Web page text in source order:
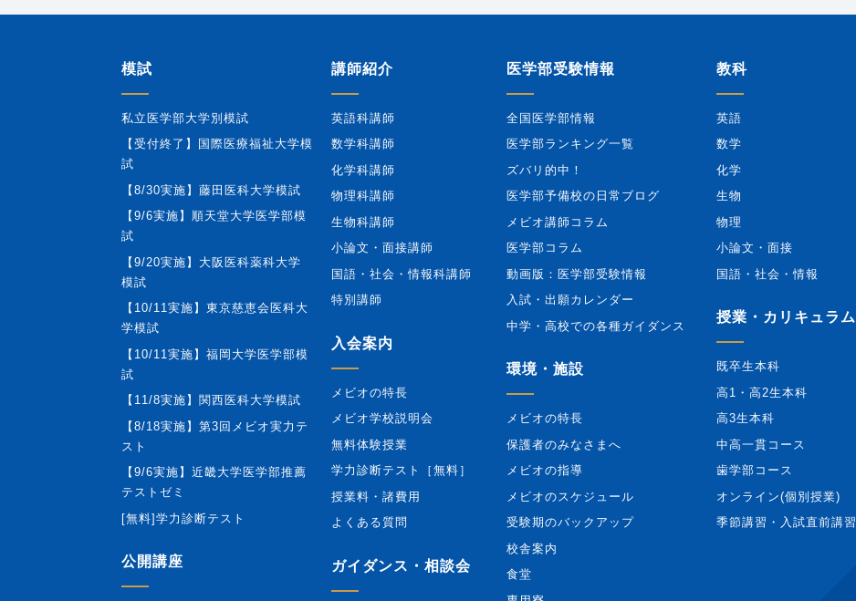
模試
私立医学部大学別模試
【受付終了】国際医療福祉大学模
試
【8/30実施】藤田医科大学模試
【9/6実施】順天堂大学医学部模
試
【9/20実施】大阪医科薬科大学
模試
【10/11実施】東京慈恵会医科大
学模試
【10/11実施】福岡大学医学部模
試
【11/8実施】関西医科大学模試
【8/18実施】第3回メビオ実力テ
スト
【9/6実施】近畿大学医学部推薦
テストゼミ
[無料]学力診断テスト
公開講座
講師紹介
英語科講師
数学科講師
化学科講師
物理科講師
生物科講師
小論文・面接講師
国語・社会・情報科講師
特別講師
入会案内
メビオの特長
メビオ学校説明会
無料体験授業
学力診断テスト［無料］
授業料・諸費用
よくある質問
ガイダンス・相談会
医学部受験情報
全国医学部情報
医学部ランキング一覧
ズバリ的中！
医学部予備校の日常ブログ
メビオ講師コラム
医学部コラム
動画版：医学部受験情報
入試・出願カレンダー
中学・高校での各種ガイダンス
環境・施設
メビオの特長
保護者のみなさまへ
メビオの指導
メビオのスケジュール
受験期のバックアップ
校舎案内
食堂
教科
英語
数学
化学
生物
物理
小論文・面接
国語・社会・情報
授業・カリキュラム
既卒生本科
高1・高2生本科
高3生本科
中高一貫コース
歯学部コース
オンライン(個別授業)
季節講習・入試直前講習